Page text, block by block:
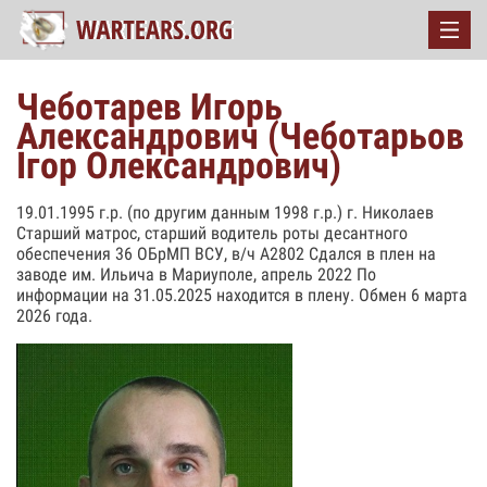
Чеботарев Игорь
Александрович (Чеботарьов
Ігор Олександрович)
19.01.1995 г.р. (по другим данным 1998 г.р.) г. Николаев
Старший матрос, старший водитель роты десантного
обеспечения 36 ОБрМП ВСУ, в/ч А2802 Сдался в плен на
заводе им. Ильича в Мариуполе, апрель 2022 По
информации на 31.05.2025 находится в плену. Обмен 6 марта
2026 года.